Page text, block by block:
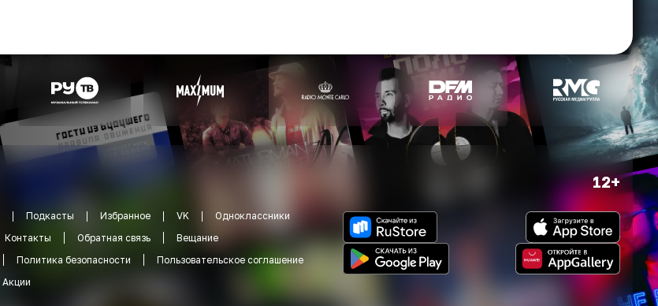
12+
Подкасты Избранное VK
Одноклассники
Контакты Обратная связь
Вещание
Политика безопасности
Пользовательское соглашение
Акции